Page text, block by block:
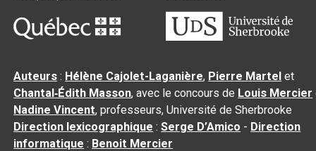
Auteurs : Hélène Cajolet-Laganière, Pierre Martel et
Chantal‑Édith Masson, avec le concours de Louis Mercier
Nadine Vincent, professeurs, Université de Sherbrooke
Direction lexicographique :Serge D’Amico - Direction
informatique : Benoit Mercier